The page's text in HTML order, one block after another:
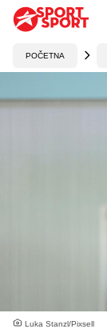
POČETNA
Luka Stanzl/Pixsell